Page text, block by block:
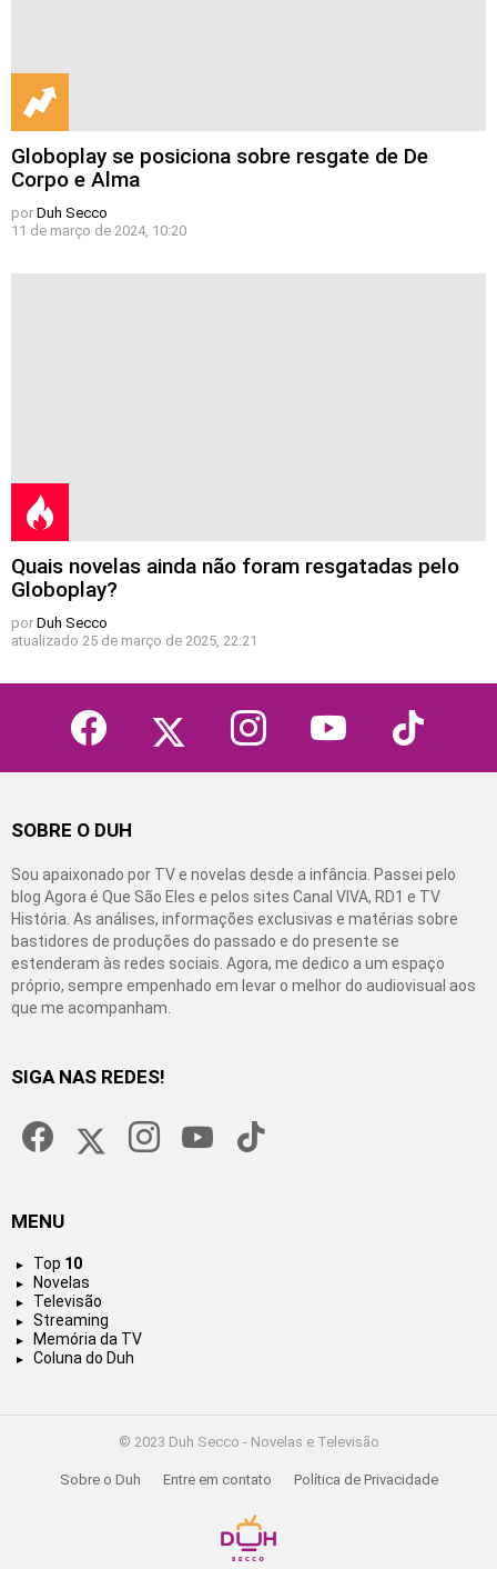
Globoplay se posiciona sobre resgate de De
Corpo e Alma
por Duh Secco
11 de março de 2024, 10:20
Quais novelas ainda não foram resgatadas pelo
Globoplay?
por Duh Secco
atualizado 25 de março de 2025, 22:21
facebook instagram youtube tiktok
SOBRE O DUH
Sou apaixonado por TV e novelas desde a infância. Passei pelo
blog Agora é Que São Eles e pelos sites Canal VIVA, RD1 e TV
História. As análises, informações exclusivas e matérias sobre
bastidores de produções do passado e do presente se
estenderam às redes sociais. Agora, me dedico a um espaço
próprio, sempre empenhado em levar o melhor do audiovisual aos
que me acompanham.
SIGA NAS REDES!
MENU
Top 10
Novelas
Televisão
Streaming
Memória da TV
Coluna do Duh
© 2023 Duh Secco - Novelas e Televisão
Sobre o Duh Entre em contato Política de Privacidade